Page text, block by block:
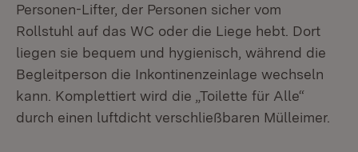
Personen-Lifter, der Personen sicher vom
Rollstuhl auf das WC oder die Liege hebt. Dort
liegen sie bequem und hygienisch, während die
Begleitperson die Inkontinenzeinlage wechseln
kann. Komplettiert wird die „Toilette für Alle“
durch einen luftdicht verschließbaren Mülleimer.